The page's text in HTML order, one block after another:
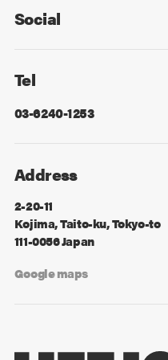
Social
Tel
03-6240-1253
Address
2-20-11
Kojima, Taito-ku, Tokyo-to
111-0056 Japan
Google maps